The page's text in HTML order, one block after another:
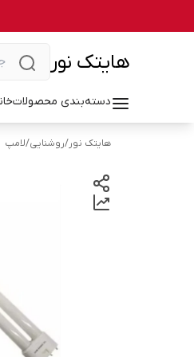
هایتک نور
دسته‌بندی محصولات
هایتک نور/روشنایی/لامپ